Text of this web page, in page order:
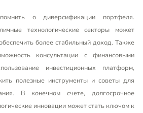
о диверсификации портфеля.
технологические секторы может
более стабильный доход. Также
консультации с финансовыми
инвестиционных платформ,
полезные инструменты и советы для
В конечном счете, долгосрочное
инновации может стать ключом к